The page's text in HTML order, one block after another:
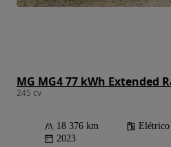
MG MG4 77 kWh Extended
245 cv
18 376 km Elétrico
2023